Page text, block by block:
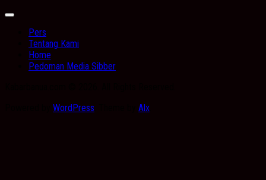
Expand
Pers
Tentang Kami
Home
Pedoman Media Sibber
WordPress Alx